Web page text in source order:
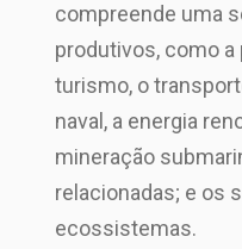
compreende uma
produtivos, como a
turismo, o
naval, a energia
mineração
relacionadas; e os
ecossistemas.